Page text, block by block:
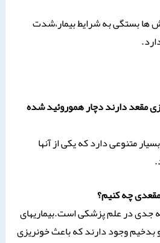
ها بستگی به شرایط بیمار،شدت
مقعد دارند دچار هموروئید شده
متنوعی دارد که یکی از آنها
چه کنیم؟
جدی در علم پزشکی است.بیماریهای
وجود دارند که باعث خونریزی